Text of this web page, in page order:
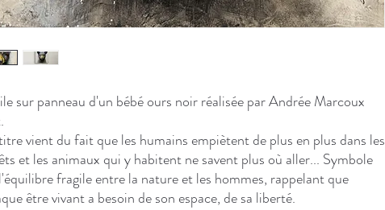
sur panneau d'un bébé ours noir réalisée par Andrée Marcoux
vient du fait que les humains empiètent de plus en plus dans les
et les animaux qui y habitent ne savent plus où aller... Symbole
fragile entre la nature et les hommes, rappelant que
être vivant a besoin de son espace, de sa liberté.